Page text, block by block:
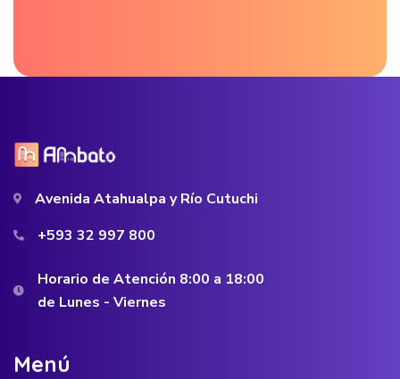
Avenida Atahualpa y Río Cutuchi
+593 32 997 800
Horario de Atención 8:00 a 18:00
de Lunes - Viernes
Menú